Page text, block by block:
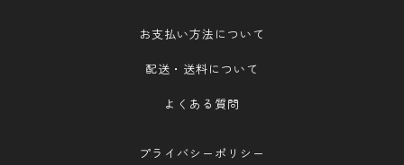
お支払い方法について
配送・送料について
よくある質問
プライバシーポリシー